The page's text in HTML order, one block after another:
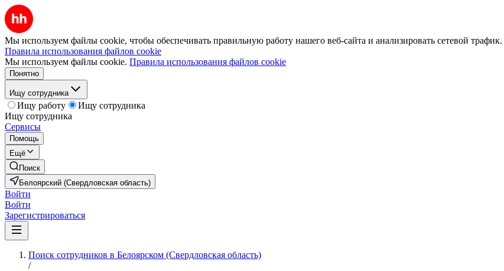
Мы используем файлы cookie, чтобы обеспечивать правильную работу нашего веб-сайта и анализировать сетевой трафик.
Правила использования файлов cookie
Мы используем файлы cookie. Правила использования файлов cookie
Понятно
Ищу сотрудника
Ищу работу
Ищу сотрудника
Ищу сотрудника
Сервисы
Помощь
Ещё
Поиск
Белоярский (Свердловская область)
Войти
Войти
Зарегистрироваться
Поиск сотрудников в Белоярском (Свердловская область)
/